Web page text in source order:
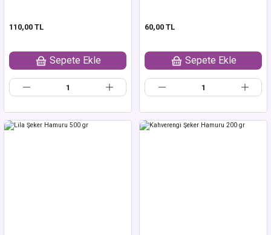
110,00 TL
Sepete Ekle
60,00 TL
Sepete Ekle